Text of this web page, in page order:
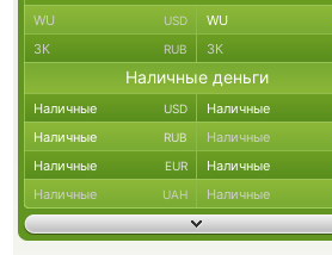
WU USD WU
ЗК RUB ЗК
Наличные деньги
Наличные USD Наличные
Наличные RUB Наличные
Наличные EUR Наличные
Наличные UAH Наличные